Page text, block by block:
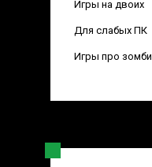
Игры на двоих
Для слабых ПК
Игры про зомби